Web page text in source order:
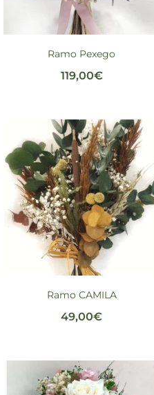
Ramo Pexego
119,00€
Ramo CAMILA
49,00€